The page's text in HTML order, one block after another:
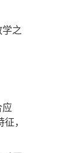
之
应
，